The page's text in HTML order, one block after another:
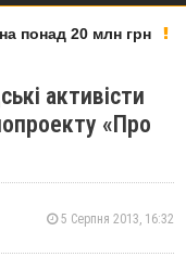
понад 20 млн грн
активісти
«Про
5 Серпня 2013, 16:32